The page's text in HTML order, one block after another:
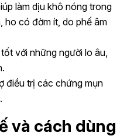
làm dịu khô nóng trong
ho có đờm ít, do phế âm
tốt với những người lo âu,
điều trị các chứng mụn
và cách dùng